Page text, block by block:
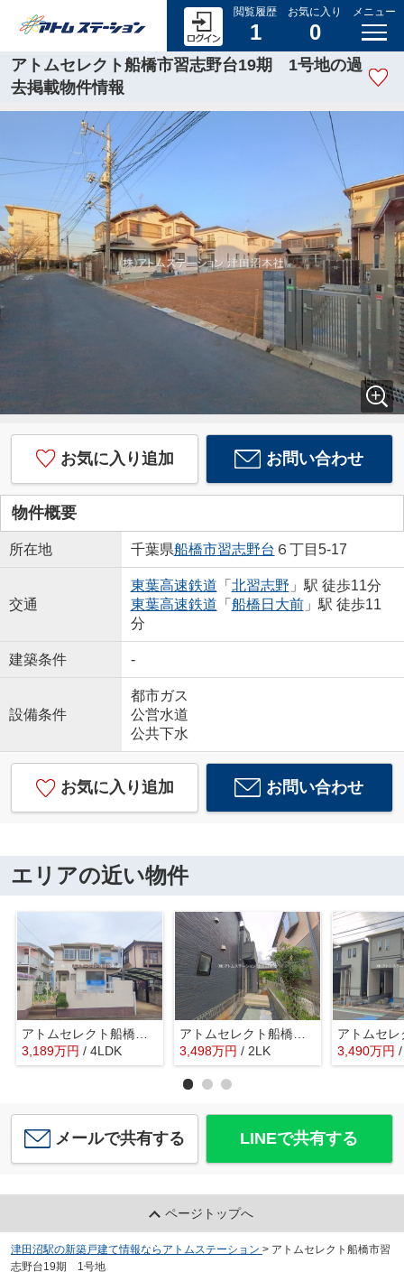
閲覧履歴
1
お気に入り
0
メニュー
アトムセレクト船橋市習志野台19期 1号地の過
去掲載物件情報
お気に入り追加 お問い合わせ
物件概要
所在地 千葉県船橋市習志野台 ６丁目5-17
交通
東葉高速鉄道 「 北習志野 」駅 徒歩11分
東葉高速鉄道 「 船橋日大前」駅 徒歩11
分
建築条件 -
設備条件
都市ガス
公営水道
公共下水
お気に入り追加 お問い合わせ
エリアの近い物件
アトムセレクト船橋市丸山３丁目中古戸建て
3,189万円 / 4LDK
アトムセレクト船橋市習志野台5丁目 3号棟
3,498万円 / 2LK 3,490万円
メールで共有する LINEで共有する
ページトップへ
津田沼駅の新築戸建て情報ならアトムステーション > アトムセレクト船橋市習
志野台19期 1号地